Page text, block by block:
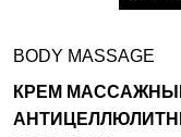
BODY MASSAGE
КРЕМ